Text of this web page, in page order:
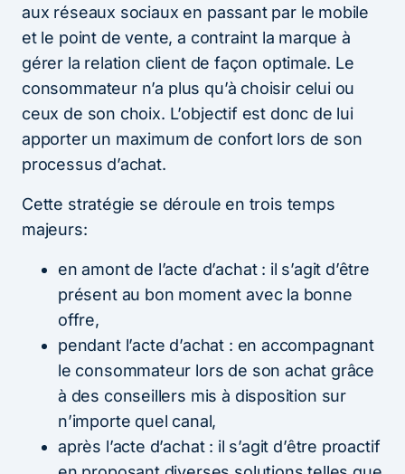
aux réseaux sociaux en passant par le mobile
et le point de vente, a contraint la marque à
gérer la relation client de façon optimale. Le
consommateur n’a plus qu’à choisir celui ou
ceux de son choix. L’objectif est donc de lui
apporter un maximum de confort lors de son
processus d’achat.
Cette stratégie se déroule en trois temps
majeurs:
en amont de l’acte d’achat : il s’agit d’être
présent au bon moment avec la bonne
offre,
pendant l’acte d’achat : en accompagnant
le consommateur lors de son achat grâce
à des conseillers mis à disposition sur
n’importe quel canal,
après l’acte d’achat : il s’agit d’être proactif